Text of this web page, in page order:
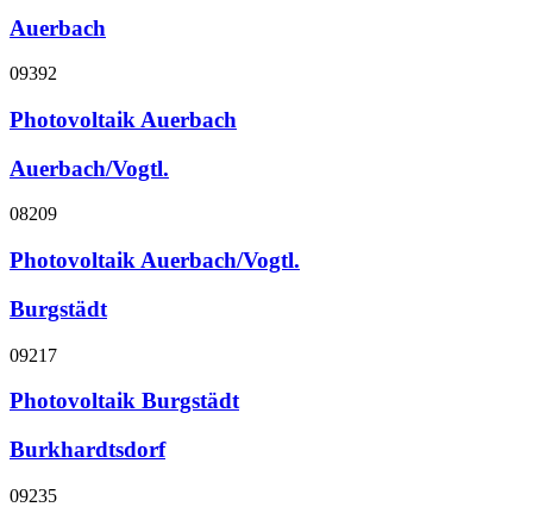
Auerbach
09392
Photovoltaik Auerbach
Auerbach/Vogtl.
08209
Photovoltaik Auerbach/Vogtl.
Burgstädt
09217
Photovoltaik Burgstädt
Burkhardtsdorf
09235